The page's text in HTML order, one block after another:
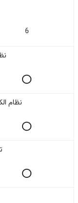
6
نظام